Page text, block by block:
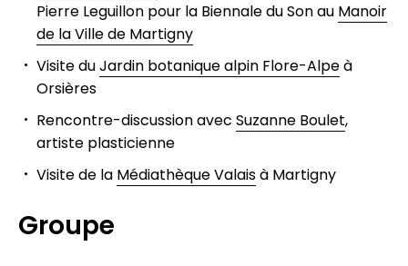
Pierre Leguillon pour la Biennale du Son au Manoir
de la Ville de Martigny
Visite duJardin botanique alpin Flore-Alpeà
Orsières
Rencontre-discussion avec Suzanne Boulet,
artiste plasticienne
Visite de la Médiathèque Valaisà Martigny
Groupe